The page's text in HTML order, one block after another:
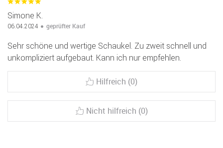
Simone K.
06.04.2024 geprüfter Kauf
Sehr schöne und wertige Schaukel. Zu zweit schnell und
unkompliziert aufgebaut. Kann ich nur empfehlen.
Hilfreich (0)
Nicht hilfreich (0)